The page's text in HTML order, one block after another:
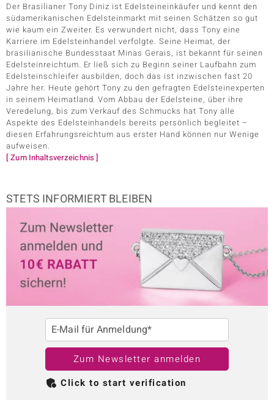
Der Brasilianer Tony Diniz ist Edelsteineinkäufer und kennt den
südamerikanischen Edelsteinmarkt mit seinen Schätzen so gut
wie kaum ein Zweiter. Es verwundert nicht, dass Tony eine
Karriere im Edelsteinhandel verfolgte. Seine Heimat, der
brasilianische Bundesstaat Minas Gerais, ist bekannt für seinen
Edelsteinreichtum. Er ließ sich zu Beginn seiner Laufbahn zum
Edelsteinschleifer ausbilden, doch das ist inzwischen fast 20
Jahre her. Heute gehört Tony zu den gefragten Edelsteinexperten
in seinem Heimatland. Vom Abbau der Edelsteine, über ihre
Veredelung, bis zum Verkauf des Schmucks hat Tony alle
Aspekte des Edelsteinhandels bereits persönlich begleitet –
diesen Erfahrungsreichtum aus erster Hand können nur Wenige
aufweisen.
[ Zum Inhaltsverzeichnis ]
STETS INFORMIERT BLEIBEN
E-Mail für Anmeldung*
Zum Newsletter anmelden
Click to start verification